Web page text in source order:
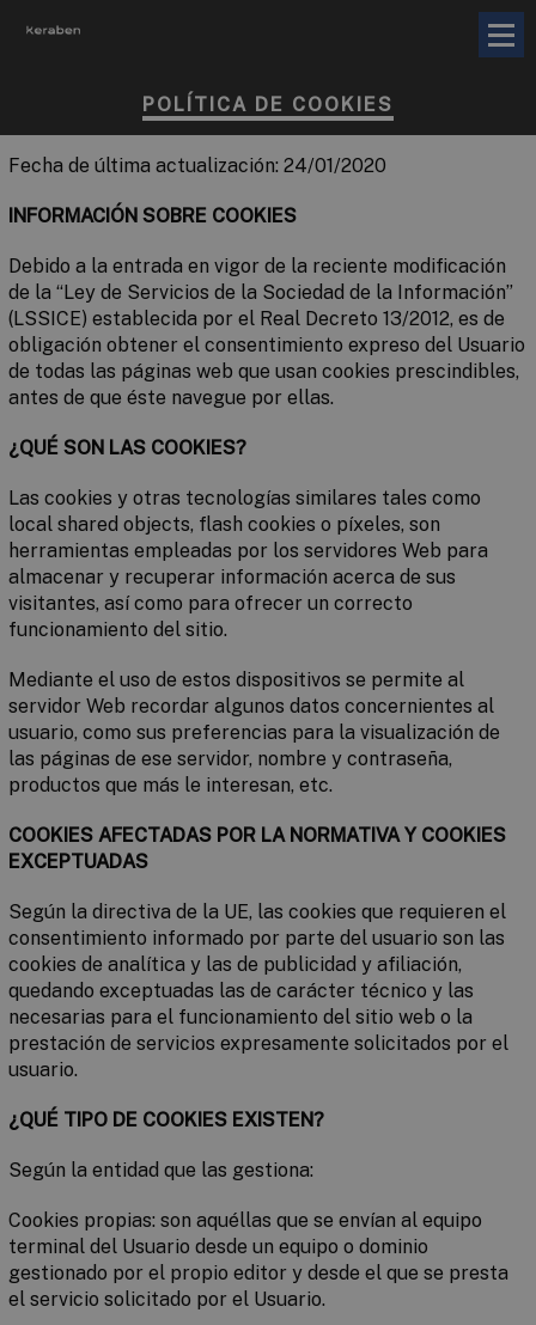
POLÍTICA DE COOKIES
Fecha de última actualización: 24/01/2020
INFORMACIÓN SOBRE COOKIES
Debido a la entrada en vigor de la reciente modificación
de la “Ley de Servicios de la Sociedad de la Información”
(LSSICE) establecida por el Real Decreto 13/2012, es de
obligación obtener el consentimiento expreso del Usuario
de todas las páginas web que usan cookies prescindibles,
antes de que éste navegue por ellas.
¿QUÉ SON LAS COOKIES?
Las cookies y otras tecnologías similares tales como
local shared objects, flash cookies o píxeles, son
herramientas empleadas por los servidores Web para
almacenar y recuperar información acerca de sus
visitantes, así como para ofrecer un correcto
funcionamiento del sitio.
Mediante el uso de estos dispositivos se permite al
servidor Web recordar algunos datos concernientes al
usuario, como sus preferencias para la visualización de
las páginas de ese servidor, nombre y contraseña,
productos que más le interesan, etc.
COOKIES AFECTADAS POR LA NORMATIVA Y COOKIES
EXCEPTUADAS
Según la directiva de la UE, las cookies que requieren el
consentimiento informado por parte del usuario son las
cookies de analítica y las de publicidad y afiliación,
quedando exceptuadas las de carácter técnico y las
necesarias para el funcionamiento del sitio web o la
prestación de servicios expresamente solicitados por el
usuario.
¿QUÉ TIPO DE COOKIES EXISTEN?
Según la entidad que las gestiona:
Cookies propias: son aquéllas que se envían al equipo
terminal del Usuario desde un equipo o dominio
gestionado por el propio editor y desde el que se presta
el servicio solicitado por el Usuario.